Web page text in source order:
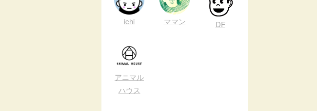
ichi ママン DF
アニマル
ハウス